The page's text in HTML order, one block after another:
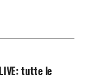
grandi notti
l’impatto.
tutte le